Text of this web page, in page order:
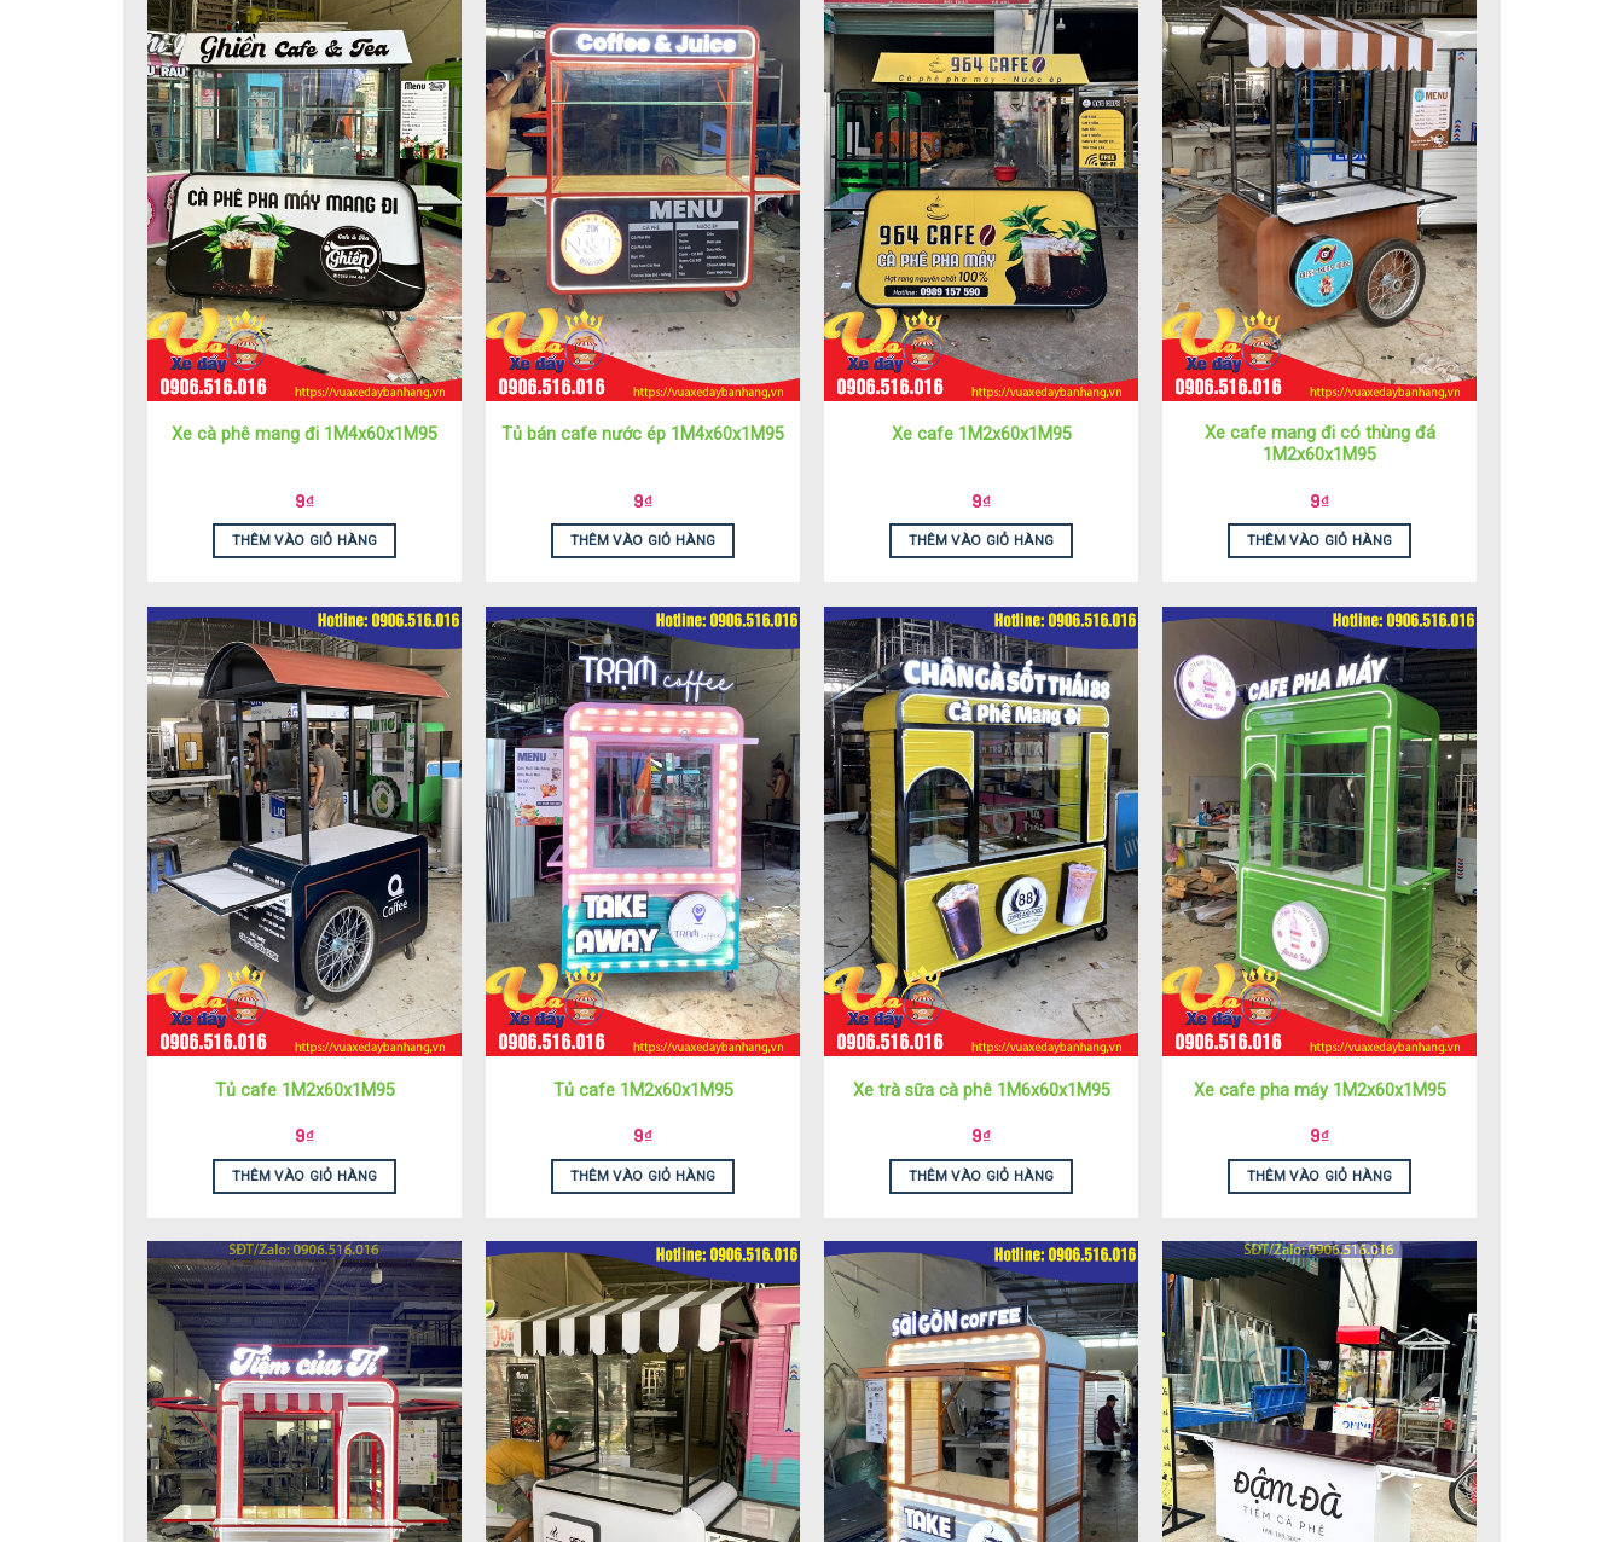
Xe cà phê mang đi 1M4x60x1M95
9₫
THÊM VÀO GIỎ HÀNG
Tủ bán cafe nước ép 1M4x60x1M95
9₫
THÊM VÀO GIỎ HÀNG
Xe cafe 1M2x60x1M95
9₫
THÊM VÀO GIỎ HÀNG
Xe cafe mang đi có thùng đá
1M2x60x1M95
9₫
THÊM VÀO GIỎ HÀNG
Tủ cafe 1M2x60x1M95
9₫
THÊM VÀO GIỎ HÀNG
Tủ cafe 1M2x60x1M95
9₫
THÊM VÀO GIỎ HÀNG
Xe trà sữa cà phê 1M6x60x1M95
9₫
THÊM VÀO GIỎ HÀNG
Xe cafe pha máy 1M2x60x1M95
9₫
THÊM VÀO GIỎ HÀNG